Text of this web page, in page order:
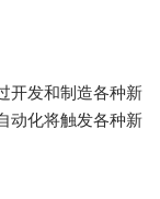
开发和制造各种新
动化将触发各种新